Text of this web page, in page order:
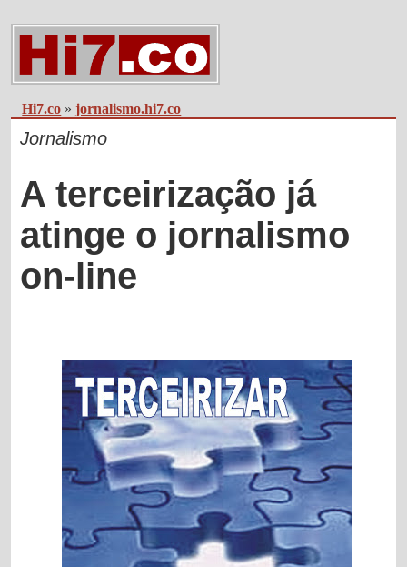
Hi7.co »jornalismo.hi7.co
Jornalismo
A terceirização já
atinge o jornalismo
on-line